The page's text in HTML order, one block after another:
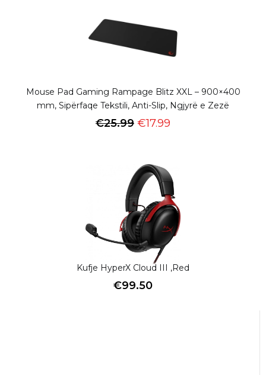
Mouse Pad Gaming Rampage Blitz XXL – 900×400
mm, Sipërfaqe Tekstili, Anti-Slip, Ngjyrë e Zezë
€25.99 €17.99
Kufje HyperX Cloud III ,Red
€99.50